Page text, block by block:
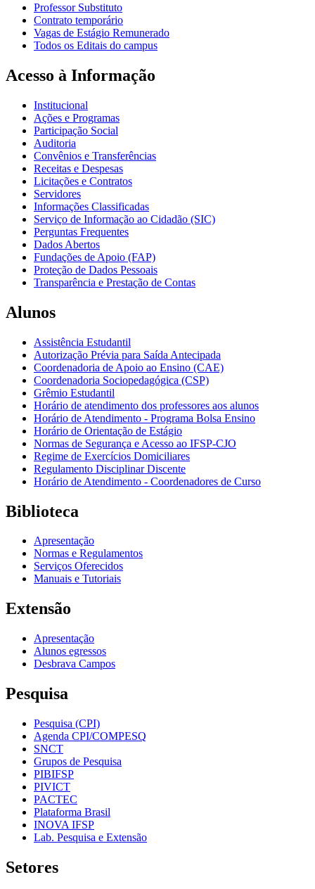
Professor Substituto
Contrato temporário
Vagas de Estágio Remunerado
Todos os Editais do campus
Acesso à Informação
Institucional
Ações e Programas
Participação Social
Auditoria
Convênios e Transferências
Receitas e Despesas
Licitações e Contratos
Servidores
Informações Classificadas
Serviço de Informação ao Cidadão (SIC)
Perguntas Frequentes
Dados Abertos
Fundações de Apoio (FAP)
Proteção de Dados Pessoais
Transparência e Prestação de Contas
Alunos
Assistência Estudantil
Autorização Prévia para Saída Antecipada
Coordenadoria de Apoio ao Ensino (CAE)
Coordenadoria Sociopedagógica (CSP)
Grêmio Estudantil
Horário de atendimento dos professores aos alunos
Horário de Atendimento - Programa Bolsa Ensino
Horário de Orientação de Estágio
Normas de Segurança e Acesso ao IFSP-CJO
Regime de Exercícios Domiciliares
Regulamento Disciplinar Discente
Horário de Atendimento - Coordenadores de Curso
Biblioteca
Apresentação
Normas e Regulamentos
Serviços Oferecidos
Manuais e Tutoriais
Extensão
Apresentação
Alunos egressos
Desbrava Campos
Pesquisa
Pesquisa (CPI)
Agenda CPI/COMPESQ
SNCT
Grupos de Pesquisa
PIBIFSP
PIVICT
PACTEC
Plataforma Brasil
INOVA IFSP
Lab. Pesquisa e Extensão
Setores